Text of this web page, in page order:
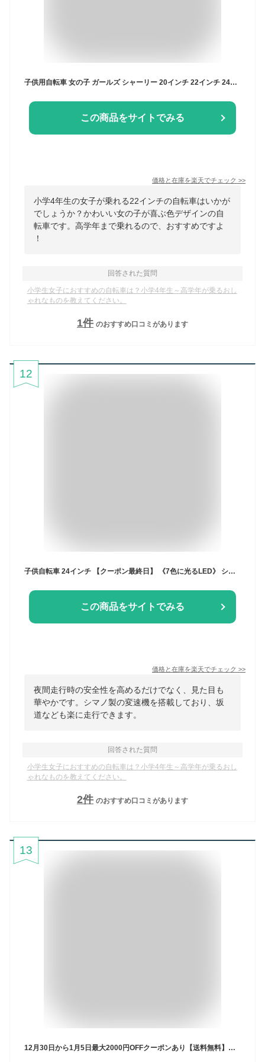
この商品をサイトでみる
価格と在庫を楽天でチェック >>
小学4年生の女子が乗れる22インチの自転車はいかが
でしょうか？かわいい女の子が喜ぶ色デザインの自
転車です。高学年まで乗れるので、おすすめですよ
！
回答された質問
小学生女子におすすめの自転車は？小学4年生～高学年が乗るおし
ゃれなものを教えてください。
1件 のおすすめ口コミがあります
12
この商品をサイトでみる
価格と在庫を楽天でチェック >>
夜間走行時の安全性を高めるだけでなく、見た目も
華やかです。シマノ製の変速機を搭載しており、坂
道なども楽に走行できます。
回答された質問
小学生女子におすすめの自転車は？小学4年生～高学年が乗るおし
ゃれなものを教えてください。
2件 のおすすめ口コミがあります
13